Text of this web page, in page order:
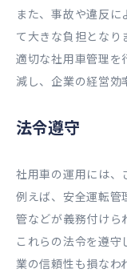
また、事故や違反に
て大きな負担となり
適切な社用車管理を
減し、企業の経営効
法令遵守
社用車の運用には、
例えば、安全運転管
管などが義務付けら
これらの法令を遵
業の信頼性も損なわ